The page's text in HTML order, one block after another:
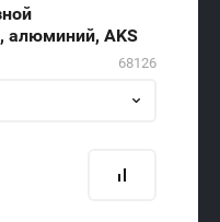
алюминий, AKS
68126